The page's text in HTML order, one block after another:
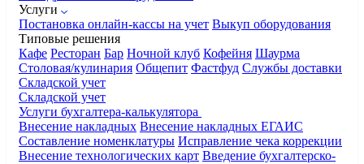
Услуги
Постановка онлайн-кассы на учет Выкуп оборудования
Типовые решения
Кафе Ресторан Бар Ночной клуб Кофейня Шаурма
Столовая/кулинария Общепит Фастфуд Службы доставки
Складской учет
Складской учет
Услуги бухгалтера-калькулятора
Внесение накладных Внесение накладных ЕГАИС
Составление номенклатуры Исправление чека коррекции
Внесение технологических карт Введение бухгалтерско-